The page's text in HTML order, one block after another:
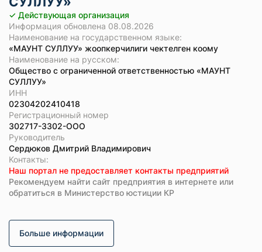
✓ Действующая организация
Информация обновлена 08.08.2026
Наименование на государственном языке:
«МАУНТ СУЛЛУУ» жоопкерчилиги чектелген коому
Наименование на русском:
Общество с ограниченной ответственностью «МАУНТ
СУЛЛУУ»
ИНН
02304202410418
Регистрационный номер
302717-3302-ООО
Руководитель
Сердюков Дмитрий Владимирович
Koнтaкты:
Наш портал не предоставляет контакты предприятий
Рекомендуем найти сайт предприятия в интернете или
обратиться в Министерство юстиции КР
Больше информации